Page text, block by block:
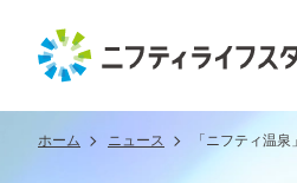
ホーム ニュース 「ニフティ温